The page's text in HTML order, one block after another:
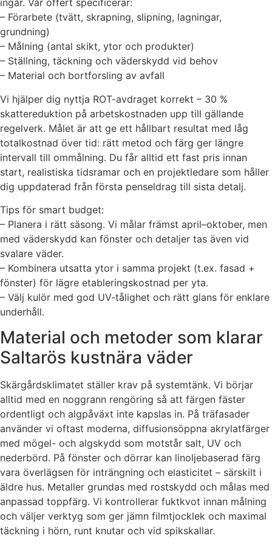
ingår. Vår offert specificerar:
– Förarbete (tvätt, skrapning, slipning, lagningar,
grundning)
– Målning (antal skikt, ytor och produkter)
– Ställning, täckning och väderskydd vid behov
– Material och bortforsling av avfall
Vi hjälper dig nyttja ROT-avdraget korrekt – 30 %
skattereduktion på arbetskostnaden upp till gällande
regelverk. Målet är att ge ett hållbart resultat med låg
totalkostnad över tid: rätt metod och färg ger längre
intervall till ommålning. Du får alltid ett fast pris innan
start, realistiska tidsramar och en projektledare som håller
dig uppdaterad från första penseldrag till sista detalj.
Tips för smart budget:
– Planera i rätt säsong. Vi målar främst april–oktober, men
med väderskydd kan fönster och detaljer tas även vid
svalare väder.
– Kombinera utsatta ytor i samma projekt (t.ex. fasad +
fönster) för lägre etableringskostnad per yta.
– Välj kulör med god UV-tålighet och rätt glans för enklare
underhåll.
Material och metoder som klarar
Saltarös kustnära väder
Skärgårdsklimatet ställer krav på systemtänk. Vi börjar
alltid med en noggrann rengöring så att färgen fäster
ordentligt och algpåväxt inte kapslas in. På träfasader
använder vi oftast moderna, diffusionsöppna akrylatfärger
med mögel- och algskydd som motstår salt, UV och
nederbörd. På fönster och dörrar kan linoljebaserad färg
vara överlägsen för inträngning och elasticitet – särskilt i
äldre hus. Metaller grundas med rostskydd och målas med
anpassad toppfärg. Vi kontrollerar fuktkvot innan målning
och väljer verktyg som ger jämn filmtjocklek och maximal
täckning i hörn, runt knutar och vid spikskallar.